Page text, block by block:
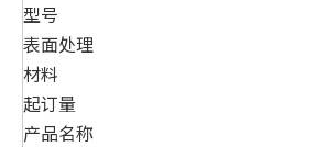
型号
表面处理
材料
起订量
产品名称